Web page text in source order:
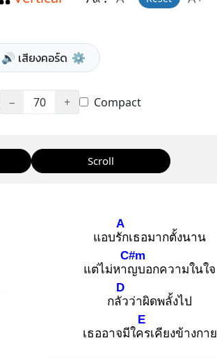
🔊 เสียงคอร์ด ⚙️
− 70 + Compact
Scroll
แอบรัก
A
เธอมากตั้งนาน
แต่ไม่หาญ
C#m
บอกความในใจ
กลัว
D
ว่าผิดพลั้งไป
เธออาจมีใคร
E
เคียงข้างกาย